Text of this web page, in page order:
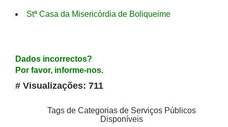
Stª Casa da Misericórdia de Boliqueime
Dados incorrectos?
Por favor, informe-nos.
# Visualizações: 711
Tags de Categorias de Serviços Públicos
Disponíveis